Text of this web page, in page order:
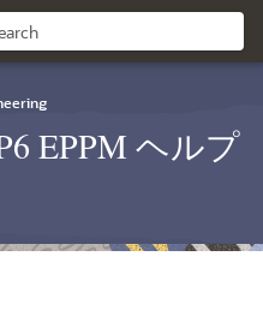
EPPM ヘルプ